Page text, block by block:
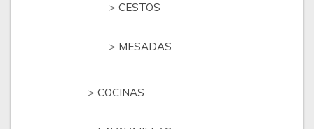
CESTOS
MESADAS
COCINAS